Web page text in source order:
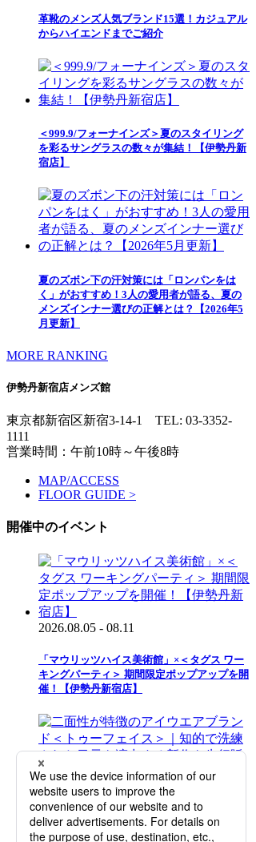
革靴のメンズ人気ブランド15選！カジュアル
からハイエンドまでご紹介
＜999.9/フォーナインズ＞夏のスタイリング
を彩るサングラスの数々が集結！【伊勢丹新
宿店】
夏のズボン下の汗対策には「ロンパンをは
く」がおすすめ！3人の愛用者が語る、夏の
メンズインナー選びの正解とは？【2026年5
月更新】
MORE RANKING
伊勢丹新宿店メンズ館
東京都新宿区新宿3-14-1 TEL: 03-3352-
1111
営業時間：午前10時～午後8時
MAP/ACCESS
FLOOR GUIDE >
開催中のイベント
2026.08.05 - 08.11
「マウリッツハイス美術館」×＜タグス ワー
キングパーティ＞ 期間限定ポップアップを開
催！【伊勢丹新宿店】
2026.07.29 - 08.11
二面性が特徴のアイウエアブランド＜トゥー
フェイス＞｜知的で洗練された目元を演出す